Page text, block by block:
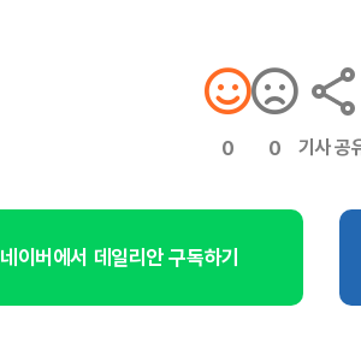
0 0 기사 공
네이버에서 데일리안 구독하기